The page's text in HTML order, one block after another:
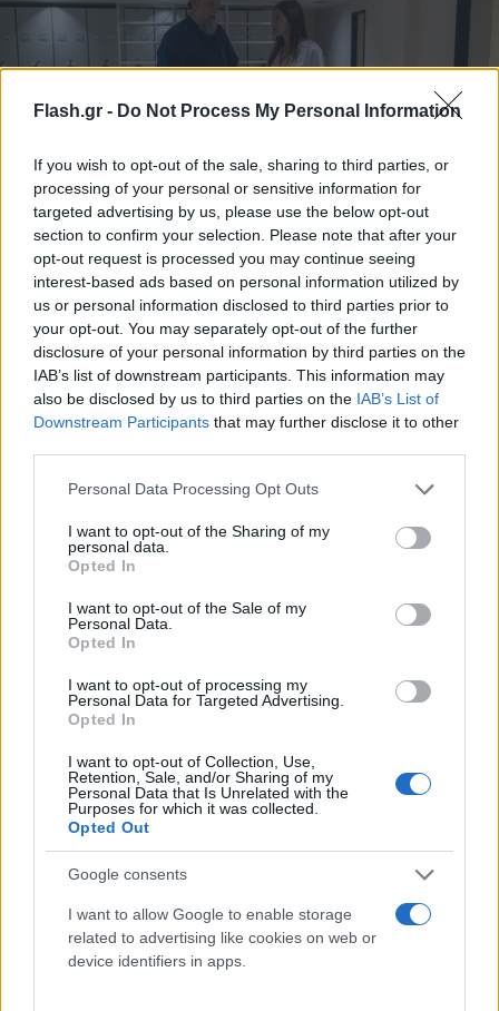
Flash.gr - Do Not Process My Personal Information
If you wish to opt-out of the sale, sharing to third parties, or
processing of your personal or sensitive information for
targeted advertising by us, please use the below opt-out
section to confirm your selection. Please note that after your
opt-out request is processed you may continue seeing
interest-based ads based on personal information utilized by
us or personal information disclosed to third parties prior to
your opt-out. You may separately opt-out of the further
disclosure of your personal information by third parties on the
IAB’s list of downstream participants. This information may
also be disclosed by us to third parties on the IAB’s List of
Downstream Participants that may further disclose it to other
Please note that this website/app uses one or more Google
not limited to your visit or usage behaviour. You may click to
grant or deny consent to Google and its third-party tags to
use your data for below specified purposes in below Google
consent section.
Personal Data Processing Opt Outs
I want to opt-out of the Sharing of my
personal data.
Opted In
I want to opt-out of the Sale of my
Personal Data.
Opted In
I want to opt-out of processing my
Personal Data for Targeted Advertising.
Opted In
I want to opt-out of Collection, Use,
Retention, Sale, and/or Sharing of my
Personal Data that Is Unrelated with the
Purposes for which it was collected.
Opted Out
Google consents
I want to allow Google to enable storage
related to advertising like cookies on web or
device identifiers in apps.
Η κ. Ζαχαράκη εξέφρασε τον ειλικρινή θαυμασμό
της γι’ αυτήν την πρωτοβουλία της Ιεράς
Μητροπόλεως, τονίζοντας τη σημασία τέτοιων
σημαντικών έργων για τη διαφύλαξη της ιστορικής
και πολιτιστικής συνέχειας του Ελληνισμού, καθώς
και για την ενίσχυση της παιδείας με βάση τις αξίες
της μνήμης, της παράδοσης και της κοινωνικής
αλληλεγγύης.